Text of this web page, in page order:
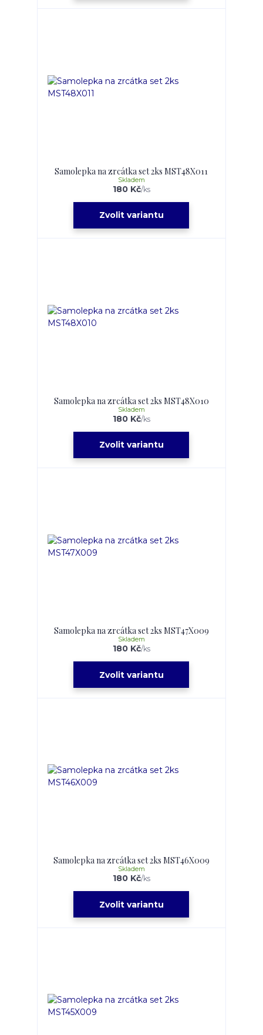
Samolepka na zrcátka set 2ks MST48X011
180 Kč/ks
Skladem
Zvolit variantu
Samolepka na zrcátka set 2ks MST48X010
180 Kč/ks
Skladem
Zvolit variantu
Samolepka na zrcátka set 2ks MST47X009
180 Kč/ks
Skladem
Zvolit variantu
Samolepka na zrcátka set 2ks MST46X009
180 Kč/ks
Skladem
Zvolit variantu